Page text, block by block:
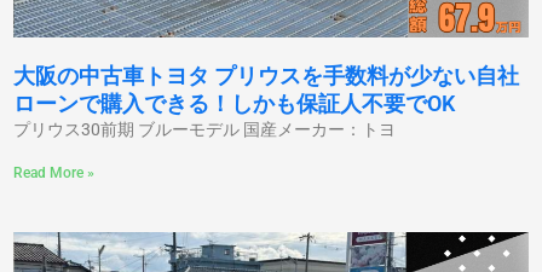
大阪の中古車トヨタ プリウスを手数料が少ない自社
ローンで購入できる！しかも保証人不要でOK
プリウス30前期 ブルーモデル 国産メーカー：トヨ
Read More »